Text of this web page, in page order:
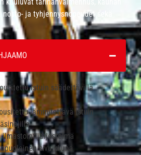
nosto- ja tyhjennysnopeudet sekä
istuin säädettävillä
lämmitettävä istuin
ilmastointijärjestelmä
sivuikkuna